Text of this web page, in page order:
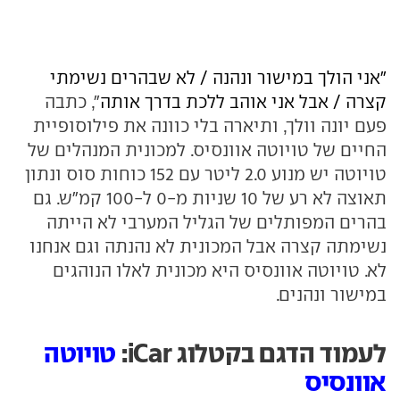
"אני הולך במישור ונהנה / לא שבהרים נשימתי
קצרה / אבל אני אוהב ללכת בדרך אותה", כתבה
פעם יונה וולך, ותיארה בלי כוונה את פילוסופיית
החיים של טויוטה אוונסיס. למכונית המנהלים של
טויוטה יש מנוע 2.0 ליטר עם 152 כוחות סוס ונתון
תאוצה לא רע של 10 שניות מ-0 ל-100 קמ"ש. גם
בהרים המפותלים של הגליל המערבי לא הייתה
נשימתה קצרה אבל המכונית לא נהנתה וגם אנחנו
לא. טויוטה אוונסיס היא מכונית לאלו הנוהגים
במישור ונהנים.
לעמוד הדגם בקטלוג iCar:
טויוטה
אוונסיס